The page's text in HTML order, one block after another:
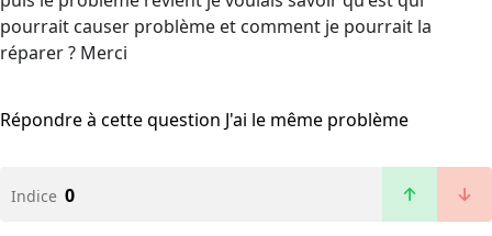
pourrait causer problème et comment je pourrait la
réparer ? Merci
Répondre à cette question J'ai le même problème
Indice 0